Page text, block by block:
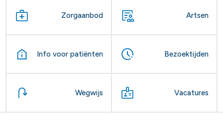
Zorgaanbod Artsen
Info voor patiënten Bezoektijden
Wegwijs Vacatures